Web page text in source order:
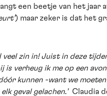
een beetje van het jaar
) maar zeker is dat het
veel zin in! Juist in deze
is verheug ik me op een
kunnen -want we
geval gelachen.’Claudia